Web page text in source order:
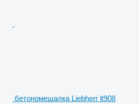
бетономешалка Liebherr lt908